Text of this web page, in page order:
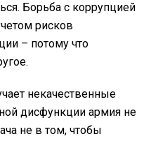
Борьба с коррупцией
рисков
– потому что
некачественные
дисфункции армия не
не в том, чтобы